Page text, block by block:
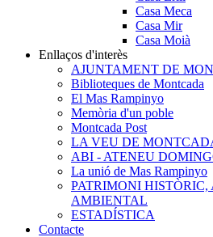
Casa Meca
Casa Mir
Casa Moià
Enllaços d'interès
AJUNTAMENT DE
Biblioteques de Montcada
El Mas Rampinyo
Memòria d'un poble
Montcada Post
LA VEU DE
ABI - ATENEU
La unió de Mas Rampinyo
PATRIMONI
AMBIENTAL
ESTADÍSTICA
Contacte